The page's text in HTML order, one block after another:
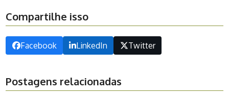
Compartilhe isso
Facebook LinkedIn Twitter
Postagens relacionadas